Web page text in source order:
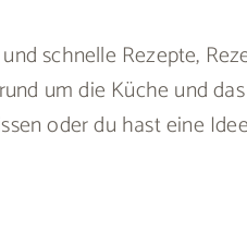
schnelle Rezepte,
um die Küche und
oder du hast eine